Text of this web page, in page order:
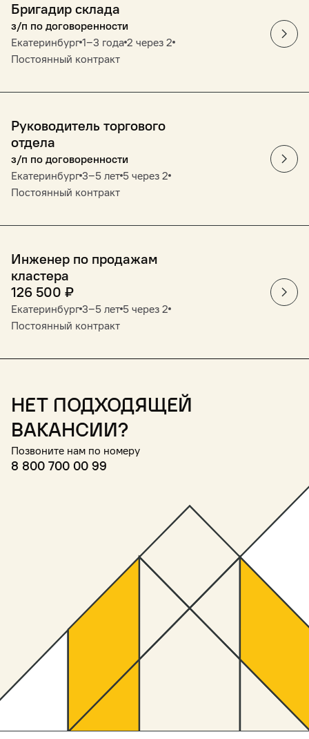
Бригадир склада
з/п по договоренности
Екатеринбург 1‒3 года 2 через 2
Постоянный контракт
Руководитель торгового
отдела
з/п по договоренности
Екатеринбург 3‒5 лет 5 через 2
Постоянный контракт
Инженер по продажам
кластера
126 500 ₽
Екатеринбург 3‒5 лет 5 через 2
Постоянный контракт
Нет подходящей
вакансии?
Позвоните нам по номеру
8 800 700 00 99